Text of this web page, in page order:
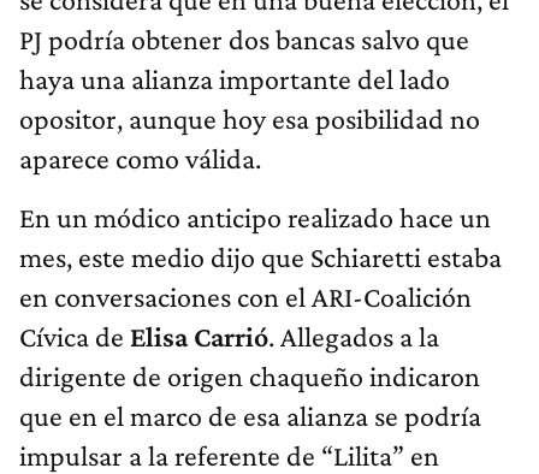
PJ podría obtener dos bancas salvo que
haya una alianza importante del lado
opositor, aunque hoy esa posibilidad no
aparece como válida.
En un módico anticipo realizado hace un
mes, este medio dijo que Schiaretti estaba
en conversaciones con el ARI-Coalición
Cívica de Elisa Carrió. Allegados a la
dirigente de origen chaqueño indicaron
que en el marco de esa alianza se podría
impulsar a la referente de “Lilita” en